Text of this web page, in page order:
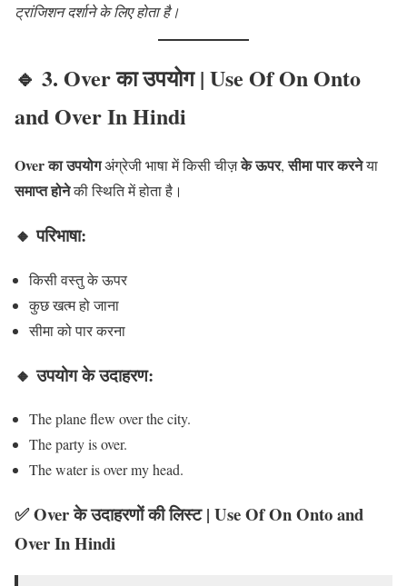
ट्रांजिशन दर्शाने के लिए होता है।
🔹 3. Overका उपयोग | Use Of On Onto
and Over In Hindi
Over का उपयोगअंग्रेजी भाषा में किसी चीज़के ऊपर,सीमा पार करनेया
समाप्त होनेकी स्थिति में होता है।
🔸 परिभाषा:
किसी वस्तु के ऊपर
कुछ खत्म हो जाना
सीमा को पार करना
🔸 उपयोग के उदाहरण:
The plane flew over the city.
The party is over.
The water is over my head.
✅Over के उदाहरणों की लिस्ट| Use Of On Onto and
Over In Hindi